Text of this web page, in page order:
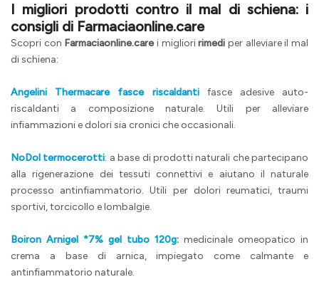
I migliori prodotti contro il mal di schiena: i
consigli di Farmaciaonline.care
Scopri con Farmaciaonline.carei miglioririmediper alleviare il mal
di schiena:
Angelini Thermacare fasce riscaldanti
fasce adesive auto-
riscaldanti a composizione naturale. Utili per alleviare
infiammazioni e dolori sia cronici che occasionali.
NoDol termocerotti: a base di prodotti naturali che partecipano
alla rigenerazione dei tessuti connettivi e aiutano il naturale
processo antinfiammatorio. Utili per dolori reumatici, traumi
sportivi, torcicollo e lombalgie.
Boiron Arnigel *7% gel tubo 120g: medicinale omeopatico in
crema a base di arnica, impiegato come calmante e
antinfiammatorio naturale.